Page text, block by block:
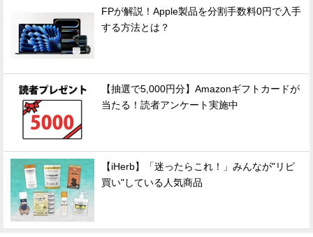
FPが解説！Apple製品を分割手数料0円で入手
する方法とは？
【抽選で5,000円分】Amazonギフトカードが
当たる！読者アンケート実施中
【iHerb】「迷ったらこれ！」みんなが"リピ
買い"している人気商品